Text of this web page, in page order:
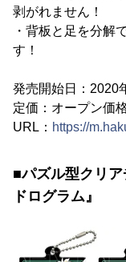
剥がれません！
・背板と足を分解
す！
発売開始日：2020
定価：オープン価
URL： https://
■パズル型クリ
ドログラム』